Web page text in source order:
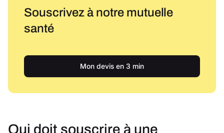
Souscrivez à notre mutuelle
santé
Mon devis en 3 min
Qui doit souscrire à une